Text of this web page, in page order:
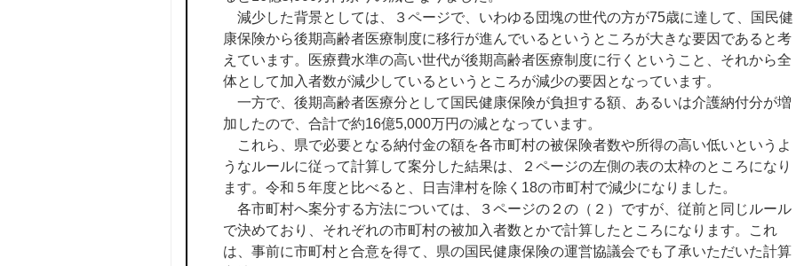
減少した背景としては、３ページで、いわゆる団塊の世代の方が75歳に達して、国民健
康保険から後期高齢者医療制度に移行が進んでいるというところが大きな要因であると考
えています。医療費水準の高い世代が後期高齢者医療制度に行くということ、それから全
体として加入者数が減少しているというところが減少の要因となっています。
一方で、後期高齢者医療分として国民健康保険が負担する額、あるいは介護納付分が増
加したので、合計で約16億5,000万円の減となっています。
これら、県で必要となる納付金の額を各市町村の被保険者数や所得の高い低いというよ
うなルールに従って計算して案分した結果は、２ページの左側の表の太枠のところになり
ます。令和５年度と比べると、日吉津村を除く18の市町村で減少になりました。
各市町村へ案分する方法については、３ページの２の（２）ですが、従前と同じルール
で決めており、それぞれの市町村の被加入者数とかで計算したところになります。これ
は、事前に市町村と合意を得て、県の国民健康保険の運営協議会でも了承いただいた計算